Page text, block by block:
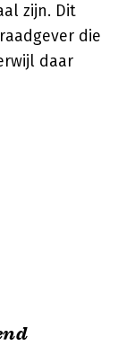
zijn. Dit
die
daar